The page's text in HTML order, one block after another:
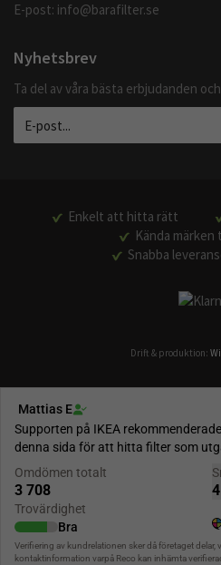
E-post: info@barafilter.se
Nyhetsbrev
Ta del av våra bästa erbjudanden
Enkelt att hitta rätt
Kända
Snabba
Drift & produktion: